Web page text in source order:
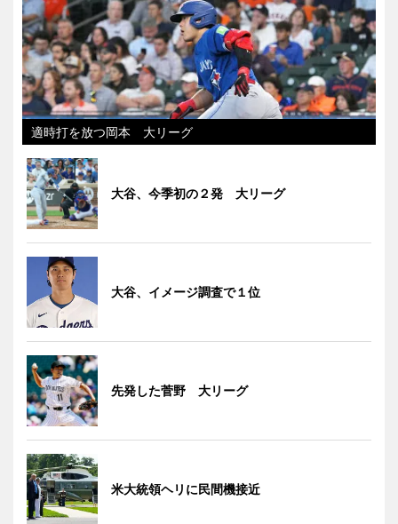
適時打を放つ岡本 大リーグ
大谷、今季初の２発 大リーグ
大谷、イメージ調査で１位
先発した菅野 大リーグ
米大統領ヘリに民間機接近